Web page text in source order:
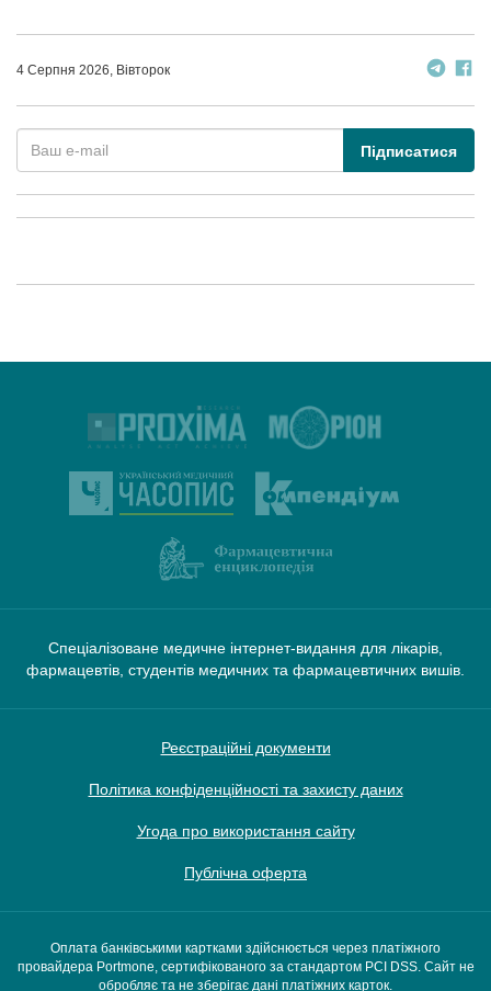
4 Серпня 2026, Вівторок
Підписатися
Спеціалізоване медичне інтернет-видання для лікарів,
фармацевтів, студентів медичних та фармацевтичних вишів.
Реєстраційні документи
Політика конфіденційності та захисту даних
Угода про використання сайту
Публічна оферта
Оплата банківськими картками здійснюється через платіжного
провайдера Portmone, сертифікованого за стандартом PCI DSS. Сайт не
обробляє та не зберігає дані платіжних карток.